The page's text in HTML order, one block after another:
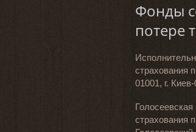
Фонды
потере
страхования
01001, г.
страхования